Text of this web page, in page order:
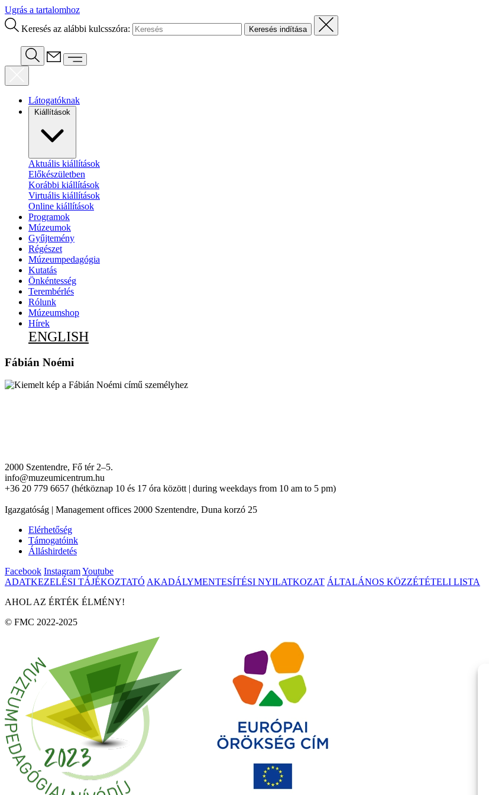
Ugrás a tartalomhoz
Keresés az alábbi kulcsszóra:
Látogatóknak
Kiállítások
Aktuális kiállítások
Előkészületben
Korábbi kiállítások
Virtuális kiállítások
Online kiállítások
Programok
Múzeumok
Gyűjtemény
Régészet
Múzeumpedagógia
Kutatás
Önkéntesség
Terembérlés
Rólunk
Múzeumshop
Hírek
ENGLISH
Fábián Noémi
2000 Szentendre, Fő tér 2–5.
info@muzeumicentrum.hu
+36 20 779 6657 (hétköznap 10 és 17 óra között | during weekdays from 10 am to 5 pm)
Igazgatóság | Management offices 2000 Szentendre, Duna korzó 25
Elérhetőség
Támogatóink
Álláshirdetés
Facebook InstagramYoutube
ADATKEZELÉSI TÁJÉKOZTATÓ AKADÁLYMENTESÍTÉSI NYILATKOZAT ÁLTALÁNOS KÖZZÉTÉTELI LISTA
AHOL AZ ÉRTÉK ÉLMÉNY!
© FMC 2022-2025